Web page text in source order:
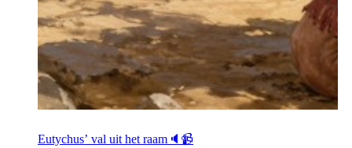
Eutychus’ val uit het raam🔈📹